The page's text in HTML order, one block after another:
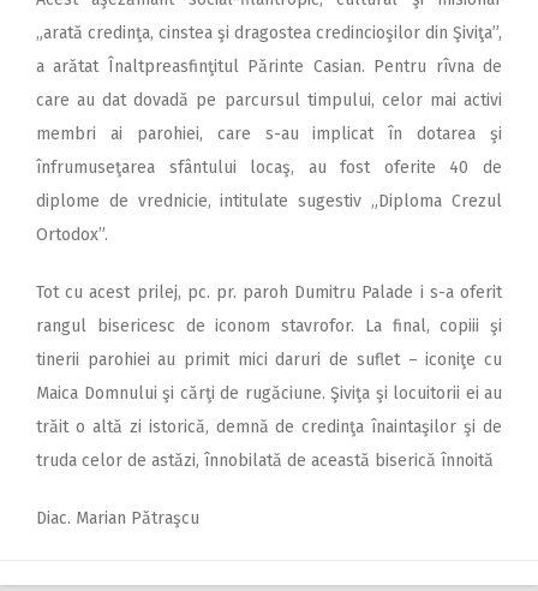
„arată credinţa, cinstea şi dragostea credincioşilor din Şiviţa”,
a arătat Înaltpreasfinţitul Părinte Casian. Pentru rîvna de
care au dat dovadă pe parcursul timpului, celor mai activi
membri ai parohiei, care s-au implicat în dotarea şi
înfrumuseţarea sfântului locaş, au fost oferite 40 de
diplome de vrednicie, intitulate sugestiv „Diploma Crezul
Ortodox”.
Tot cu acest prilej, pc. pr. paroh Dumitru Palade i s-a oferit
rangul bisericesc de iconom stavrofor. La final, copiii şi
tinerii parohiei au primit mici daruri de suflet – iconiţe cu
Maica Domnului şi cărţi de rugăciune. Şiviţa şi locuitorii ei au
trăit o altă zi istorică, demnă de credinţa înaintaşilor şi de
truda celor de astăzi, înnobilată de această biserică înnoită
Diac. Marian Pătraşcu